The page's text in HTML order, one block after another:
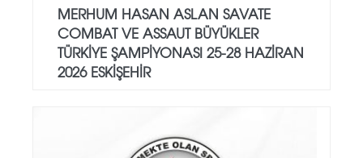
MERHUM HASAN ASLAN SAVATE
COMBAT VE ASSAUT BÜYÜKLER
TÜRKİYE ŞAMPİYONASI 25-28 HAZİRAN
2026 ESKİŞEHİR